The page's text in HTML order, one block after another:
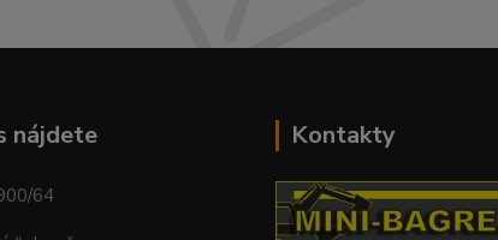
nájdete
64
Kontakty